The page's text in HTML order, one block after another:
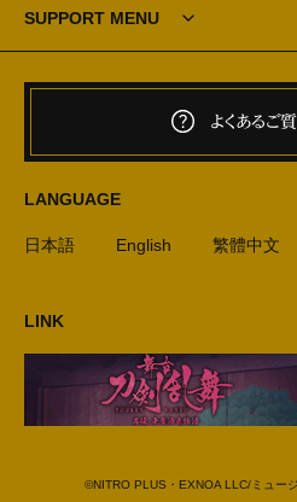
SUPPORT MENU
よくあるご
LANGUAGE
日本語 English 繁體中文
LINK
©NITRO PLUS・EXNOA LLC/ミュー